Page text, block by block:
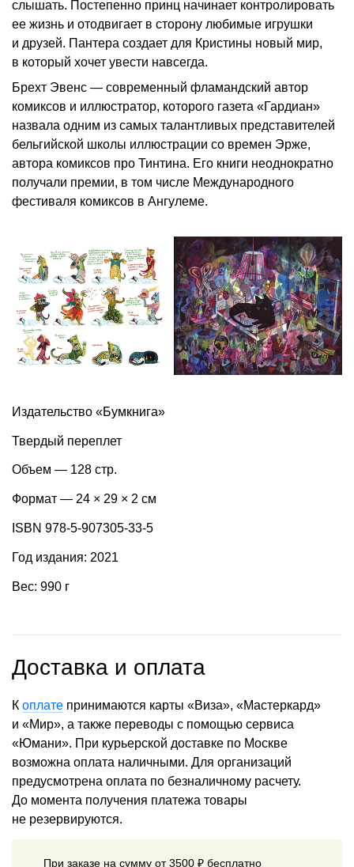
слышать. Постепенно принц начинает контролировать
ее жизнь и отодвигает в сторону любимые игрушки
и друзей. Пантера создает для Кристины новый мир,
в который хочет увести навсегда.
Брехт Эвенс — современный фламандский автор
комиксов и иллюстратор, которого газета «Гардиан»
назвала одним из самых талантливых представителей
бельгийской школы иллюстрации со времен Эрже,
автора комиксов про Тинтина. Его книги неоднократно
получали премии, в том числе Международного
фестиваля комиксов в Ангулеме.
Издательство «Бумкнига»
Твердый переплет
Объем — 128 стр.
Формат — 24 × 29 × 2 см
ISBN 978-5-907305-33-5
Год издания: 2021
Вес: 990 г
Доставка и оплата
К оплате принимаются карты «Виза», «Мастеркард»
и «Мир», а также переводы с помощью сервиса
«Юмани». При курьерской доставке по Москве
возможна оплата наличными. Для организаций
предусмотрена оплата по безналичному расчету.
До момента получения платежа товары
не резервируются.
При заказе на сумму от 3500 ₽ бесплатно